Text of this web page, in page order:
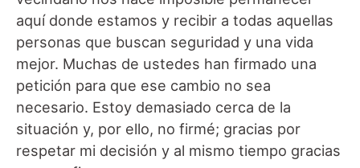
aquí donde estamos y recibir a todas aquellas
personas que buscan seguridad y una vida
mejor. Muchas de ustedes han firmado una
petición para que ese cambio no sea
necesario. Estoy demasiado cerca de la
situación y, por ello, no firmé; gracias por
respetar mi decisión y al mismo tiempo gracias